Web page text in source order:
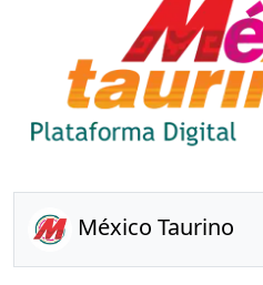
México Taurino